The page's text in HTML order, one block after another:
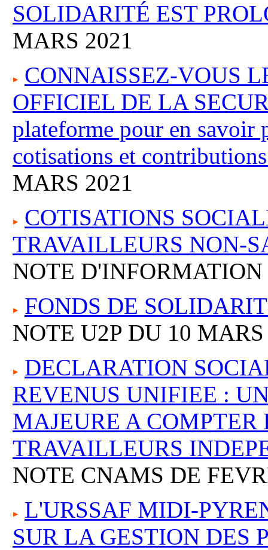
SOLIDARITÉ EST
MARS 2021
CONNAISSEZ-VOUS
OFFICIEL DE LA
plateforme pour en savoir
cotisations et
MARS 2021
COTISATIONS
TRAVAILLEURS NON-
NOTE D'INFORMATION
FONDS DE
NOTE U2P DU 10
DECLARATION
REVENUS UNIFIEE :
MAJEURE A COMPTER
TRAVAILLEURS
NOTE CNAMS DE
L'URSSAF MIDI-
SUR LA GESTION DES